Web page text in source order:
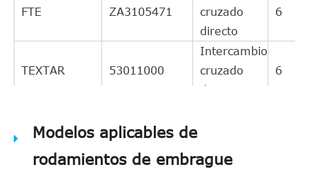
FTE ZA3105471
cruzado
directo
6
TEXTAR 53011000
Intercambio
cruzado
directo
6
SACHS 3182600159
Intercambio
Modelos aplicables de
rodamientos de embrague